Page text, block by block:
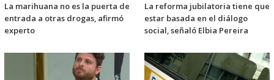
La marihuana no es la puerta de
entrada a otras drogas, afirmó
experto
La reforma jubilatoria tiene que
estar basada en el diálogo
social, señaló Elbia Pereira